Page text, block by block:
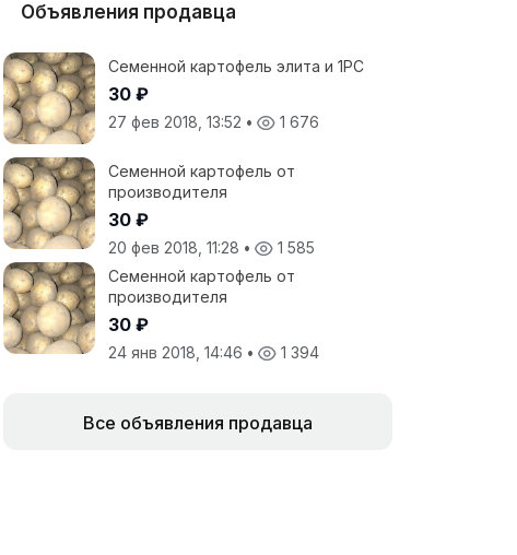
Объявления продавца
Семенной картофель элита и 1РС
30 ₽
27 фев 2018, 13:52 • 1 676
Семенной картофель от
производителя
30 ₽
20 фев 2018, 11:28 •
1 585
Семенной картофель от
производителя
30 ₽
24 янв 2018, 14:46 • 1 394
Все объявления продавца